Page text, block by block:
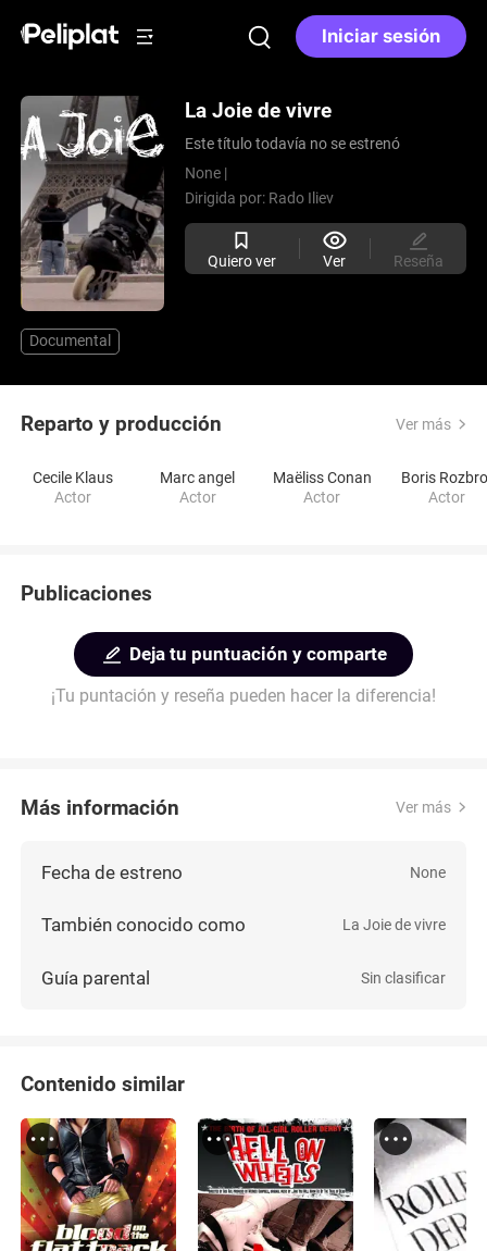
Iniciar sesión
La Joie de vivre
Este título todavía no se estrenó
None |
Dirigida por: Rado Iliev
Quiero ver Ver Reseña
Documental
Reparto y producción Ver más
Cecile Klaus
Actor
Marc angel
Actor
Maëliss Conan
Actor
Boris
Actor
Publicaciones
Deja tu puntuación y comparte
¡Tu puntación y reseña pueden hacer la diferencia!
Más información Ver más
Fecha de estreno None
También conocido como La Joie de vivre
Guía parental Sin clasificar
Contenido similar